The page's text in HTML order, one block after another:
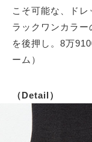
こそ可能な、ド
ラックワンカラ
を後押し。8万
ーム）
（Detail）